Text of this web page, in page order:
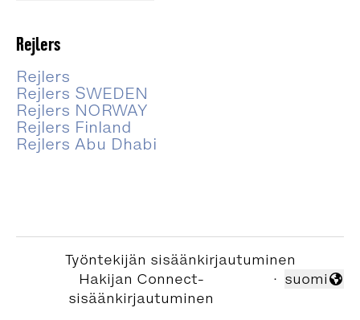
Rejlers
Rejlers
Rejlers SWEDEN
Rejlers NORWAY
Rejlers Finland
Rejlers Abu Dhabi
Työntekijän sisäänkirjautuminen
Hakijan Connect-
sisäänkirjautuminen
· Vaihda
suomi